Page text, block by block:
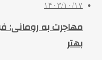
۱۴۰۳/۱۰/۱۷
مهاجرت به رومانی:
بهتر